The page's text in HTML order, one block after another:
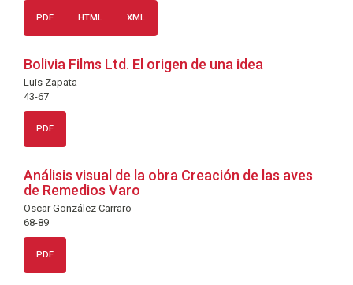
PDF HTML XML
Bolivia Films Ltd. El origen de una idea
Luis Zapata
43-67
PDF
Análisis visual de la obra Creación de las aves
de Remedios Varo
Oscar González Carraro
68-89
PDF